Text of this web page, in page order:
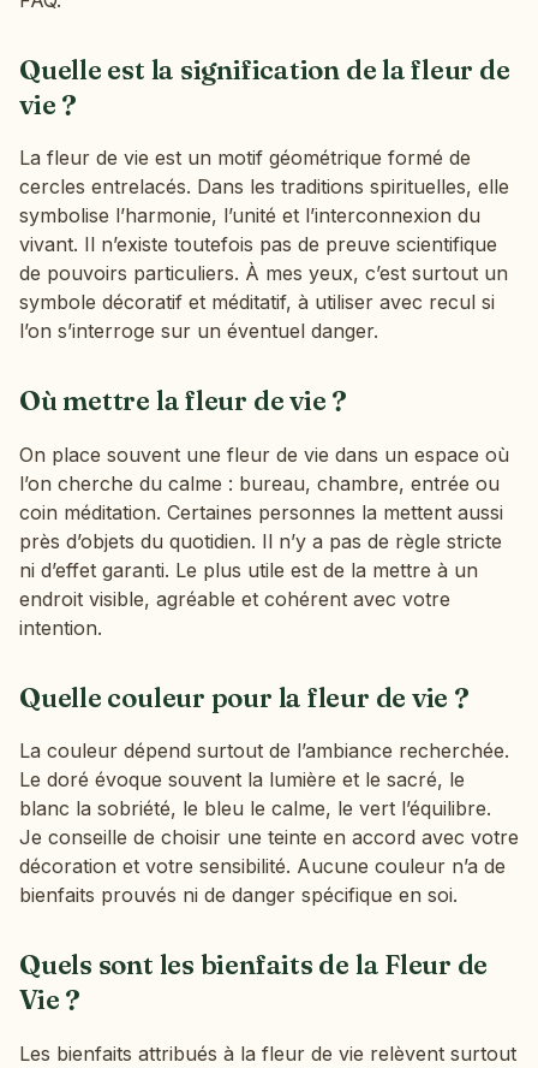
Quelle est la signification de la fleur de
vie ?
La fleur de vie est un motif géométrique formé de
cercles entrelacés. Dans les traditions spirituelles, elle
symbolise l’harmonie, l’unité et l’interconnexion du
vivant. Il n’existe toutefois pas de preuve scientifique
de pouvoirs particuliers. À mes yeux, c’est surtout un
symbole décoratif et méditatif, à utiliser avec recul si
l’on s’interroge sur un éventuel danger.
Où mettre la fleur de vie ?
On place souvent une fleur de vie dans un espace où
l’on cherche du calme : bureau, chambre, entrée ou
coin méditation. Certaines personnes la mettent aussi
près d’objets du quotidien. Il n’y a pas de règle stricte
ni d’effet garanti. Le plus utile est de la mettre à un
endroit visible, agréable et cohérent avec votre
intention.
Quelle couleur pour la fleur de vie ?
La couleur dépend surtout de l’ambiance recherchée.
Le doré évoque souvent la lumière et le sacré, le
blanc la sobriété, le bleu le calme, le vert l’équilibre.
Je conseille de choisir une teinte en accord avec votre
décoration et votre sensibilité. Aucune couleur n’a de
bienfaits prouvés ni de danger spécifique en soi.
Quels sont les bienfaits de la Fleur de
Vie ?
Les bienfaits attribués à la fleur de vie relèvent surtout